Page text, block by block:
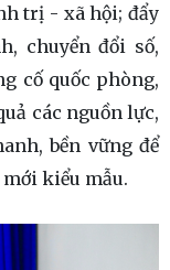
trị - xã hội; đẩy
chuyển đổi số,
cố quốc phòng,
các nguồn lực,
bền vững để
kiểu mẫu.